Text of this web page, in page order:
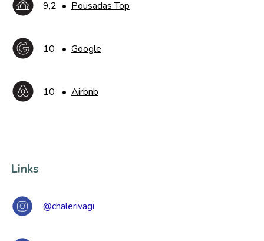
9,2 • Pousadas Top
10 • Google
10 • Airbnb
Links
@chalerivagi